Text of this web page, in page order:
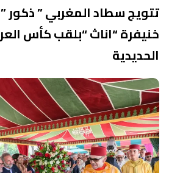
تتويج سطاد المغربي ”
خنيفرة “اناث “بلقب كأس
الحديدية